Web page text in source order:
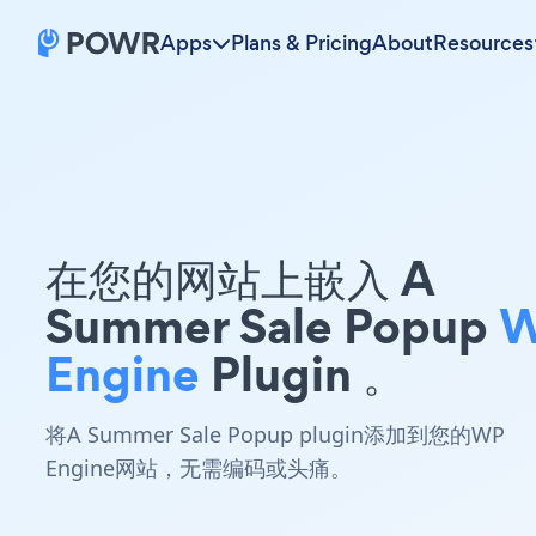
Apps Plans & PricingAboutResources
在您的网站上嵌入 A
Summer Sale Popup
Engine Plugin 。
将A Summer Sale Popup plugin添加到您的WP
Engine网站，无需编码或头痛。